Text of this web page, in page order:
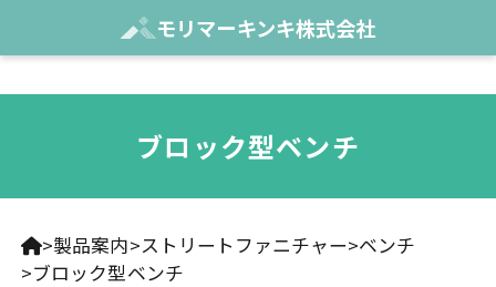
モリマーキンキ株式会社
ブロック型ベンチ
製品案内 ストリートファニチャー ベンチ
ブロック型ベンチ